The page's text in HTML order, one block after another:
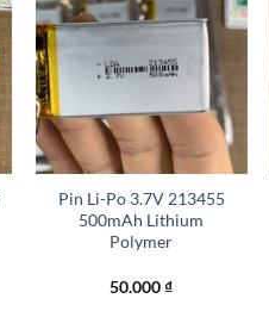
+
Pin Li-Po 3.7V 213455
500mAh Lithium
Polymer
50.000₫